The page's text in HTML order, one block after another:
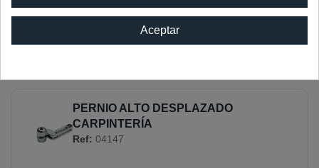
CUADRADILLO FRANCÉS
PERNIO ALTO DESPLAZADO
CARPINTERÍA
Ref: 04147
Aceptar